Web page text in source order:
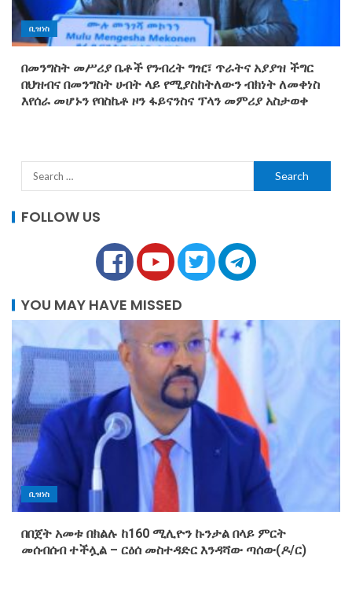
ቢዝነስ
በመንግስት መሥሪያ ቤቶች የንብረት ግዢ፣ ጥራትና አያያዝ ችግር
በህዝብና በመንግስት ሀብት ላይ የሚያስከትለውን ብክነት ለመቀነስ
እየሰራ መሆኑን የባስኬቶ ዞን ፋይናንስና ፕላን መምሪያ አስታወቀ
FOLLOW US
YOU MAY HAVE MISSED
ቢዝነስ
በበጀት አመቱ በክልሉ ከ160 ሚሊዮን ኩንታል በላይ ምርት
መሰብሰብ ተችሏል – ርዕሰ መስተዳድር እንዳሻው ጣሰው(ዶ/ር)